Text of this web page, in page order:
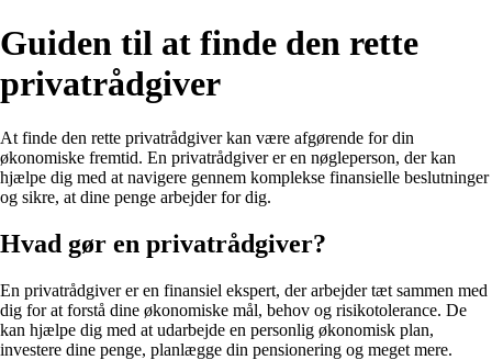
Guiden til at finde den rette
privatrådgiver
At finde den rette privatrådgiver kan være afgørende for din
økonomiske fremtid. En privatrådgiver er en nøgleperson, der kan
hjælpe dig med at navigere gennem komplekse finansielle beslutninger
og sikre, at dine penge arbejder for dig.
Hvad gør en privatrådgiver?
En privatrådgiver er en finansiel ekspert, der arbejder tæt sammen med
dig for at forstå dine økonomiske mål, behov og risikotolerance. De
kan hjælpe dig med at udarbejde en personlig økonomisk plan,
investere dine penge, planlægge din pensionering og meget mere.